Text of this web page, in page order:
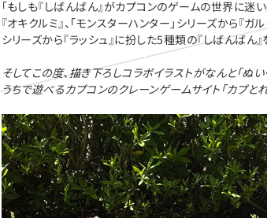
「もしも『しばんばん』がカプコンのゲームの世界に迷
『オキクルミ』、「モンスターハンター」シリーズから『ガ
シリーズから『ラッシュ』に扮した5種類の『しばんば
そしてこの度、描き下ろしコラボイラストがなんと「ぬ
うちで遊べるカプコンのクレーンゲームサイト「カプと